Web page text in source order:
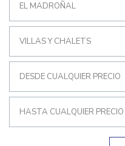
EL MADROÑAL
VILLAS Y CHALETS
DESDE CUALQUIER PRECIO
HASTA CUALQUIER PRECIO